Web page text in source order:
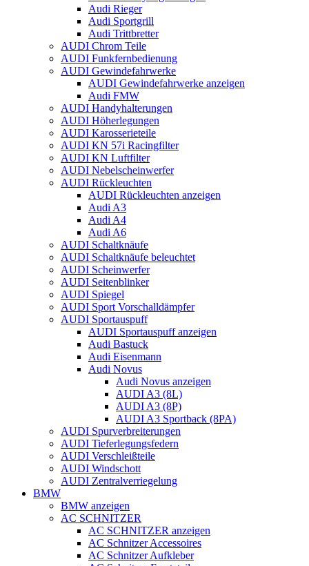
Audi Rieger
Audi Sportgrill
Audi Trittbretter
AUDI Chrom Teile
AUDI Funkfernbedienung
AUDI Gewindefahrwerke
AUDI Gewindefahrwerke anzeigen
Audi FMW
AUDI Handyhalterungen
AUDI Höherlegungen
AUDI Karosserieteile
AUDI KN 57i Racingfilter
AUDI KN Luftfilter
AUDI Nebelscheinwerfer
AUDI Rückleuchten
AUDI Rückleuchten anzeigen
Audi A3
Audi A4
Audi A6
AUDI Schaltknäufe
AUDI Schaltknäufe beleuchtet
AUDI Scheinwerfer
AUDI Seitenblinker
AUDI Spiegel
AUDI Sport Vorschalldämpfer
AUDI Sportauspuff
AUDI Sportauspuff anzeigen
Audi Bastuck
Audi Eisenmann
Audi Novus
Audi Novus anzeigen
AUDI A3 (8L)
AUDI A3 (8P)
AUDI A3 Sportback (8PA)
AUDI Spurverbreiterungen
AUDI Tieferlegungsfedern
AUDI Verschleißteile
AUDI Windschott
AUDI Zentralverriegelung
BMW
BMW anzeigen
AC SCHNITZER
AC SCHNITZER anzeigen
AC Schnitzer Accessoires
AC Schnitzer Aufkleber